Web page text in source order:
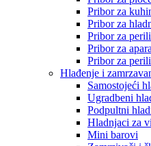
Pribor za
Pribor za
Pribor za
Pribor za
Pribor za
Hlađenje i
Samostojeći
Ugradbeni
Podpultni
Hladnjaci za
Mini barovi